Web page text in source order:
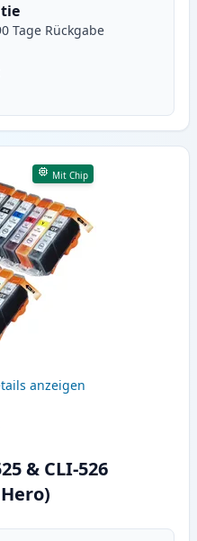
Tage Rückgabe
Mit Chip
anzeigen
& CLI-526